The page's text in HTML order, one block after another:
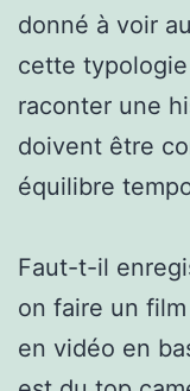
donné à voir
cette
raconter une
doivent être
équilibre
Faut-t-il
on faire un
en vidéo en